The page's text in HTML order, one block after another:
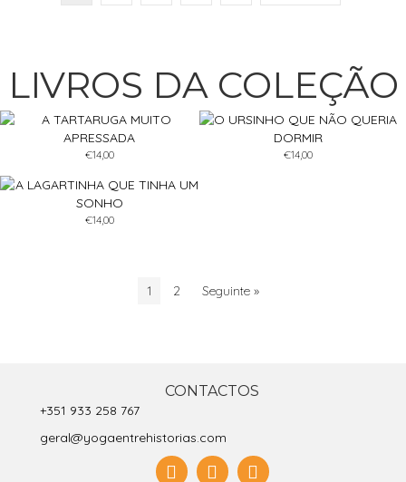
LIVROS DA COLEÇÃO
€14,00 €14,00
€14,00
1 2 Seguinte »
CONTACTOS
+351 933 258 767
geral@yogaentrehistorias.com